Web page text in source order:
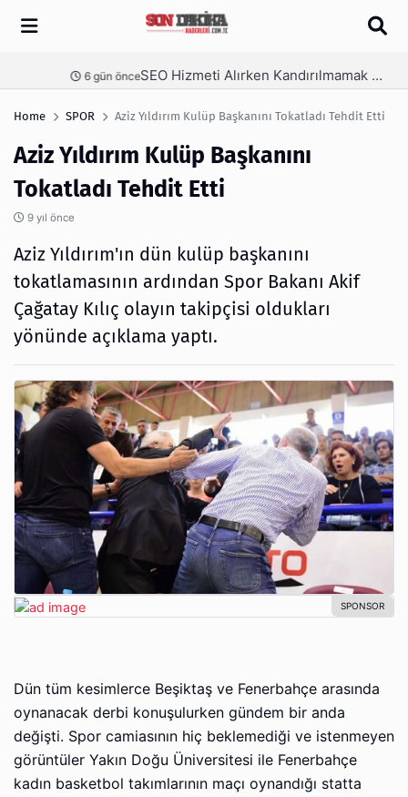
Arama
SEO Hizmeti Alırken Kandırılmamak İçin Bilinmesi Gerekenler 6 gün önce
Home SPOR Aziz Yıldırım Kulüp Başkanını Tokatladı Tehdit Etti
Aziz Yıldırım Kulüp Başkanını
Tokatladı Tehdit Etti
9 yıl önce
Aziz Yıldırım'ın dün kulüp başkanını
tokatlamasının ardından Spor Bakanı Akif
Çağatay Kılıç olayın takipçisi oldukları
yönünde açıklama yaptı.
Dün tüm kesimlerce Beşiktaş ve Fenerbahçe arasında
oynanacak derbi konuşulurken gündem bir anda
değişti. Spor camiasının hiç beklemediği ve istenmeyen
görüntüler Yakın Doğu Üniversitesi ile Fenerbahçe
kadın basketbol takımlarının maçı oynandığı statta